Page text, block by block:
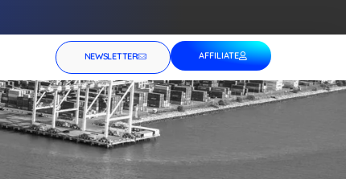
NEWSLETTER AFFILIATE